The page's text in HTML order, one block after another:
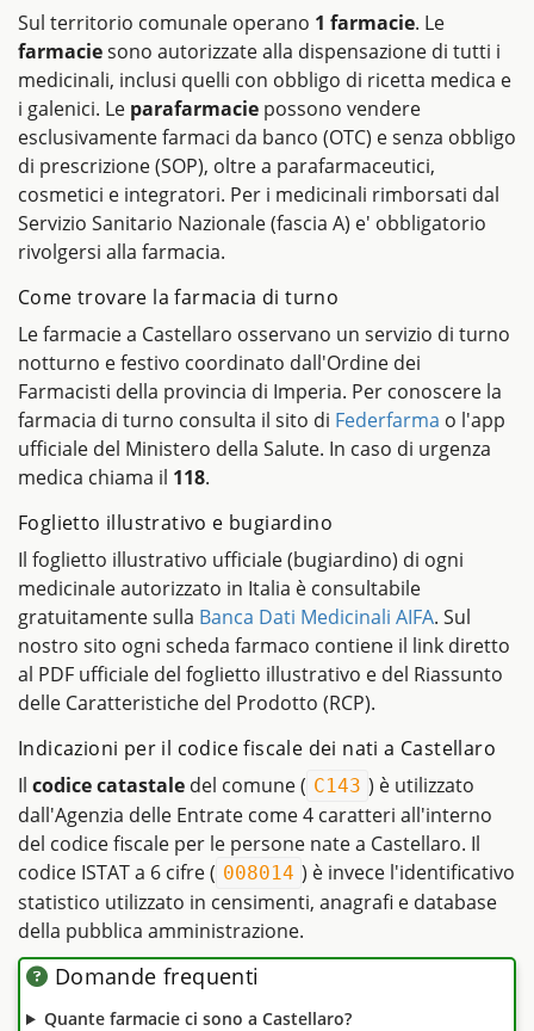
Sul territorio comunale operano 1 farmacie. Le
farmaciesono autorizzate alla dispensazione di tutti i
medicinali, inclusi quelli con obbligo di ricetta medica e
i galenici. Le parafarmacie possono vendere
esclusivamente farmaci da banco (OTC) e senza obbligo
di prescrizione (SOP), oltre a parafarmaceutici,
cosmetici e integratori. Per i medicinali rimborsati dal
Servizio Sanitario Nazionale (fascia A) e' obbligatorio
rivolgersi alla farmacia.
Come trovare la farmacia di turno
Le farmacie a Castellaro osservano un servizio di turno
notturno e festivo coordinato dall'Ordine dei
Farmacisti della provincia di Imperia. Per conoscere la
farmacia di turno consulta il sito di Federfarma o l'app
ufficiale del Ministero della Salute. In caso di urgenza
medica chiama il 118.
Foglietto illustrativo e bugiardino
Il foglietto illustrativo ufficiale (bugiardino) di ogni
medicinale autorizzato in Italia è consultabile
gratuitamente sulla Banca Dati Medicinali AIFA. Sul
nostro sito ogni scheda farmaco contiene il link diretto
al PDF ufficiale del foglietto illustrativo e del Riassunto
delle Caratteristiche del Prodotto (RCP).
Indicazioni per il codice fiscale dei nati a Castellaro
Il codice catastale del comune ( C143 ) è utilizzato
dall'Agenzia delle Entrate come 4 caratteri all'interno
del codice fiscale per le persone nate a Castellaro. Il
codice ISTAT a 6 cifre ( 008014 ) è invece l'identificativo
statistico utilizzato in censimenti, anagrafi e database
della pubblica amministrazione.
Domande frequenti
Quante farmacie ci sono a Castellaro?